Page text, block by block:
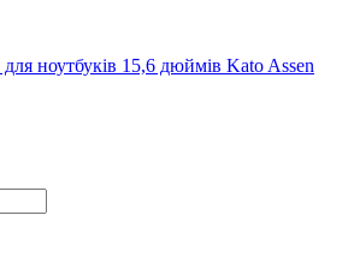
ноутбуків 15,6 дюймів Kato Assen